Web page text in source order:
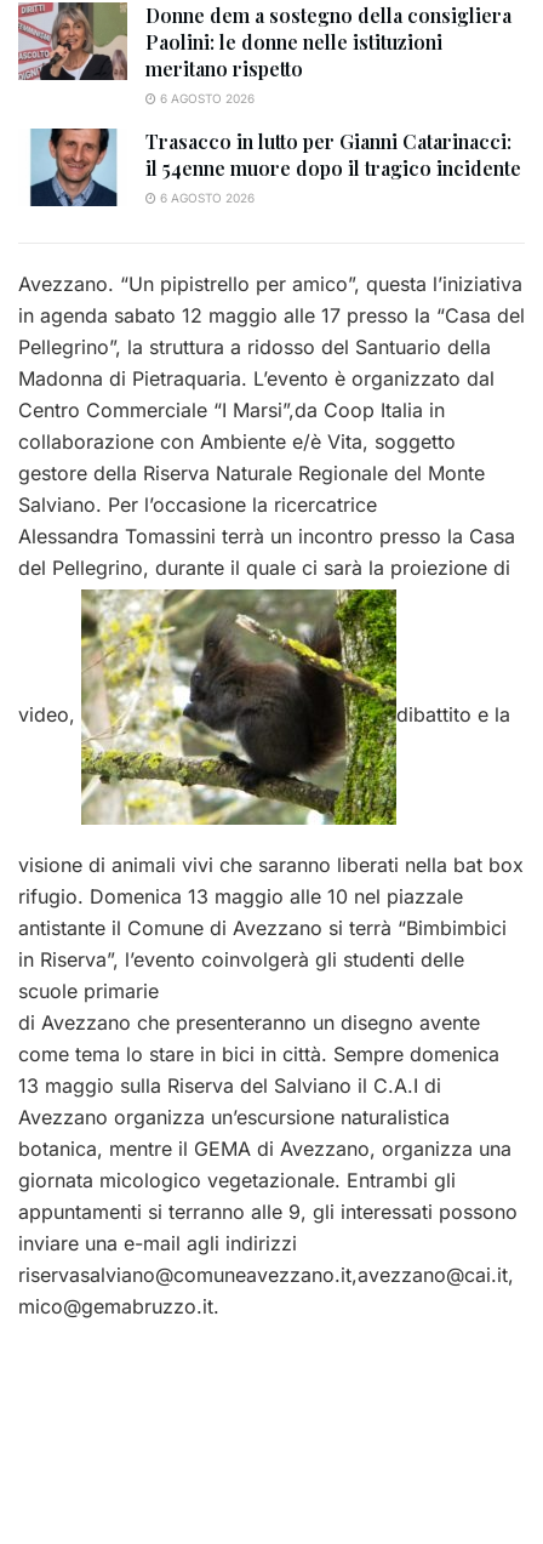
Donne dem a sostegno della consigliera
Paolini: le donne nelle istituzioni
meritano rispetto
6 AGOSTO 2026
Trasacco in lutto per Gianni Catarinacci:
il 54enne muore dopo il tragico incidente
6 AGOSTO 2026
Avezzano. “Un pipistrello per amico”, questa l’iniziativa
in agenda sabato 12 maggio alle 17 presso la “Casa del
Pellegrino”, la struttura a ridosso del Santuario della
Madonna di Pietraquaria. L’evento è organizzato dal
Centro Commerciale “I Marsi”,da Coop Italia in
collaborazione con Ambiente e/è Vita, soggetto
gestore della Riserva Naturale Regionale del Monte
Salviano. Per l’occasione la ricercatrice
Alessandra Tomassini terrà un incontro presso la Casa
del Pellegrino, durante il quale ci sarà la proiezione di
video, dibattito e la
visione di animali vivi che saranno liberati nella bat box
rifugio. Domenica 13 maggio alle 10 nel piazzale
antistante il Comune di Avezzano si terrà “Bimbimbici
in Riserva”, l’evento coinvolgerà gli studenti delle
scuole primarie
di Avezzano che presenteranno un disegno avente
come tema lo stare in bici in città. Sempre domenica
13 maggio sulla Riserva del Salviano il C.A.I di
Avezzano organizza un’escursione naturalistica
botanica, mentre il GEMA di Avezzano, organizza una
giornata micologico vegetazionale. Entrambi gli
appuntamenti si terranno alle 9, gli interessati possono
inviare una e-mail agli indirizzi
riservasalviano@comuneavezzano.it,avezzano@cai.it,
mico@gemabruzzo.it.